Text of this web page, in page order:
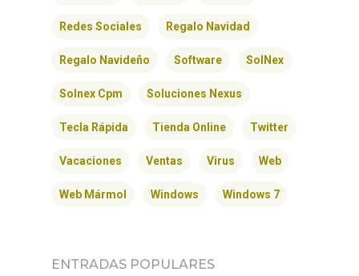
Redes Sociales Regalo Navidad
Regalo Navideño Software SolNex
Solnex Cpm Soluciones Nexus
Tecla Rápida Tienda Online Twitter
Vacaciones Ventas Virus Web
Web Mármol Windows Windows 7
ENTRADAS POPULARES
SOLNEX
SERVICIOS
BLOG